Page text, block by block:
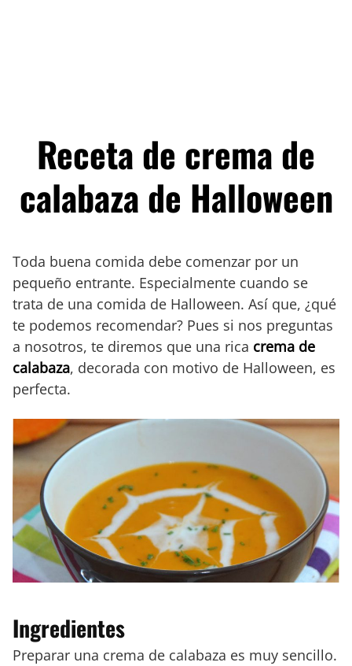
Receta de crema de
calabaza de Halloween
Toda buena comida debe comenzar por un
pequeño entrante. Especialmente cuando se
trata de una comida de Halloween. Así que, ¿qué
te podemos recomendar? Pues si nos preguntas
a nosotros, te diremos que una rica crema de
calabaza, decorada con motivo de Halloween, es
perfecta.
Ingredientes
Preparar una crema de calabaza es muy sencillo.